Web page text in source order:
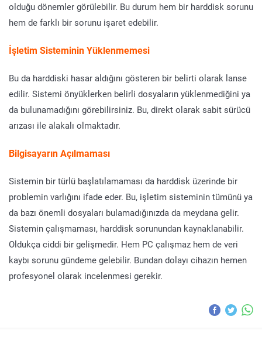
olduğu dönemler görülebilir. Bu durum hem bir harddisk sorunu
hem de farklı bir sorunu işaret edebilir.
İşletim Sisteminin Yüklenmemesi
Bu da harddiski hasar aldığını gösteren bir belirti olarak lanse
edilir. Sistemi önyüklerken belirli dosyaların yüklenmediğini ya
da bulunamadığını görebilirsiniz. Bu, direkt olarak sabit sürücü
arızası ile alakalı olmaktadır.
Bilgisayarın Açılmaması
Sistemin bir türlü başlatılamaması da harddisk üzerinde bir
problemin varlığını ifade eder. Bu, işletim sisteminin tümünü ya
da bazı önemli dosyaları bulamadığınızda da meydana gelir.
Sistemin çalışmaması, harddisk sorunundan kaynaklanabilir.
Oldukça ciddi bir gelişmedir. Hem PC çalışmaz hem de veri
kaybı sorunu gündeme gelebilir. Bundan dolayı cihazın hemen
profesyonel olarak incelenmesi gerekir.